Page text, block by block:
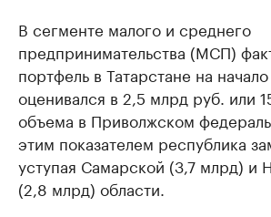
В сегменте малого и среднего
предпринимательства (МСП)
портфель в Татарстане на
оценивался в 2,5 млрд руб. или
объема в Приволжском
этим показателем республика
уступая Самарской (3,7 млрд) и
(2,8 млрд) области.